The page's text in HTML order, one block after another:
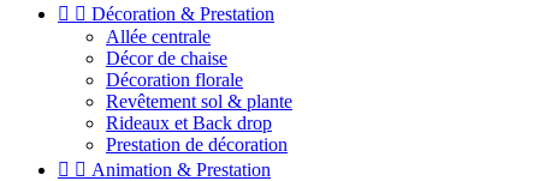
  Décoration & Prestation
Allée centrale
Décor de chaise
Décoration florale
Revêtement sol & plante
Rideaux et Back drop
Prestation de décoration
  Animation & Prestation